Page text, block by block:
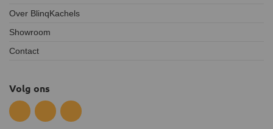
Over BlinqKachels
Showroom
Contact
Volg ons